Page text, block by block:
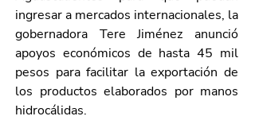
ingresar a mercados internacionales, la
gobernadora Tere Jiménez anunció
apoyos económicos de hasta 45 mil
pesos para facilitar la exportación de
los productos elaborados por manos
hidrocálidas.